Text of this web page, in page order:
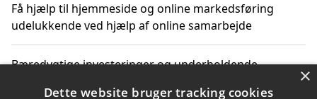
Få hjælp til hjemmeside og online markedsføring
udelukkende ved hjælp af online samarbejde
Bæredygtige investeringer og underholdende
×
Dette website bruger tracking cookies